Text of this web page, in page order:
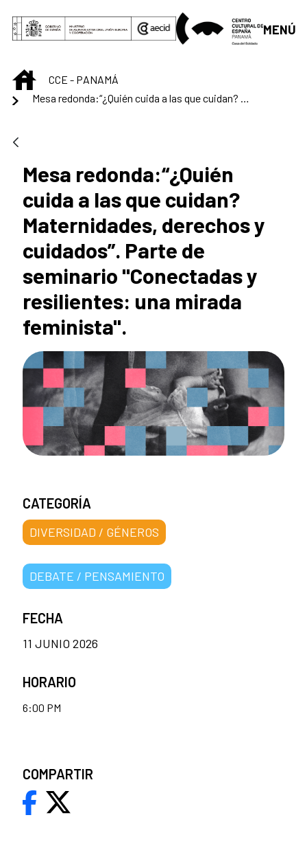
Saltar al contenido principal
MENÚ
INICIOCCE - PANAMÁ
Mesa redonda:​“¿Quién
cuida a las que cuidan?
Maternidades, derechos y
cuidados”. Parte de
seminario "Conectadas y
resilientes: una mirada
feminista".
CATEGORÍA
DIVERSIDAD / GÉNEROS
DEBATE / PENSAMIENTO
FECHA
11 JUNIO 2026
HORARIO
6:00 PM
COMPARTIR